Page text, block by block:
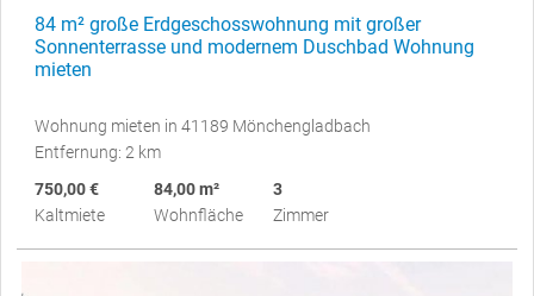
84 m² große Erdgeschosswohnung mit großer
Sonnenterrasse und modernem Duschbad Wohnung
mieten
Wohnung mieten in 41189 Mönchengladbach
Entfernung: 2 km
750,00 €
Kaltmiete
84,00 m²
Wohnfläche
3
Zimmer